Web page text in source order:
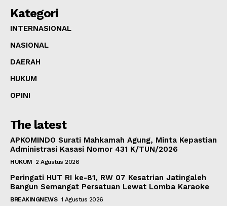
Kategori
INTERNASIONAL
NASIONAL
DAERAH
HUKUM
OPINI
The latest
APKOMINDO Surati Mahkamah Agung, Minta Kepastian
Administrasi Kasasi Nomor 431 K/TUN/2026
HUKUM 2 Agustus 2026
Peringati HUT RI ke-81, RW 07 Kesatrian Jatingaleh
Bangun Semangat Persatuan Lewat Lomba Karaoke
BREAKINGNEWS 1 Agustus 2026